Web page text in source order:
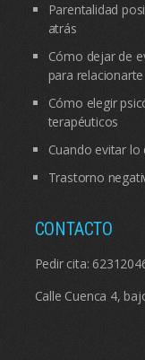
Parentalidad
atrás
Cómo dejar de
para
Cómo elegir
terapéuticos
Cuando evitar
Trastorno
CONTACTO
Pedir cita:
Calle Cuenca 4,